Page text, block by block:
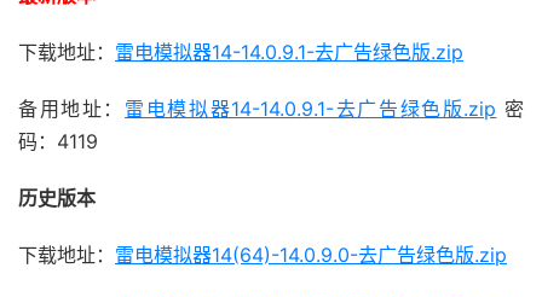
下载地址： 雷电模拟器14-14.0.9.1-去广告绿色版.zip
备用地址： 雷电模拟器14-14.0.9.1-去广告绿色版.zip 密
码：4119
历史版本
下载地址： 雷电模拟器14(64)-14.0.9.0-去广告绿色版.zip